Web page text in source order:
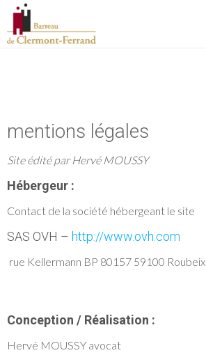
mentions légales
Site édité par Hervé MOUSSY
Hébergeur :
Contact de la société hébergeant le site
SAS OVH – http://www.ovh.com
rue Kellermann BP 80157 59100 Roubeix
Conception / Réalisation :
Hervé MOUSSY avocat